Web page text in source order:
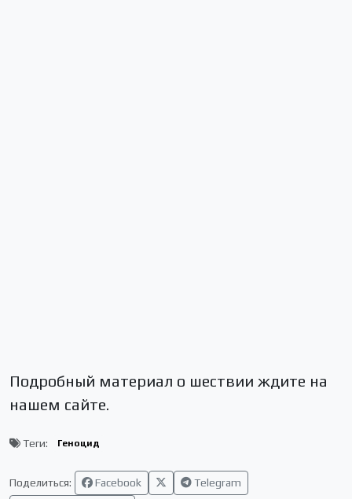
Подробный материал о шествии ждите на
нашем сайте.
Теги: Геноцид
Поделиться: Facebook
Telegram